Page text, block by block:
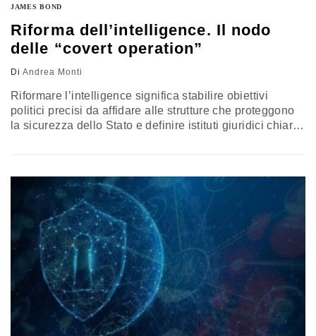
JAMES BOND
Riforma dell’intelligence. Il nodo
delle “covert operation”
Di Andrea Monti
Riformare l’intelligence significa stabilire obiettivi
politici precisi da affidare alle strutture che proteggono
la sicurezza dello Stato e definire istituti giuridici chiari.
Digital Law, università di Chieti-Pescara